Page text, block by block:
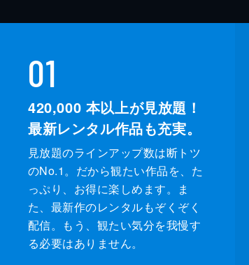
01
420,000 本以上が見放題！
最新レンタル作品も充実。
見放題のラインアップ数は断トツ
のNo.1。だから観たい作品を、た
っぷり、お得に楽しめます。ま
た、最新作のレンタルもぞくぞく
配信。もう、観たい気分を我慢す
る必要はありません。